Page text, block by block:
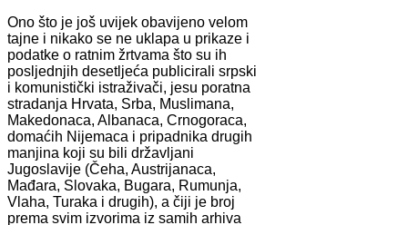
Ono što je još uvijek obavijeno velom
tajne i nikako se ne uklapa u prikaze i
podatke o ratnim žrtvama što su ih
posljednjih desetljeća publicirali srpski
i komunistički istraživači, jesu poratna
stradanja Hrvata, Srba, Muslimana,
Makedonaca, Albanaca, Crnogoraca,
domaćih Nijemaca i pripadnika drugih
manjina koji su bili državljani
Jugoslavije (Čeha, Austrijanaca,
Mađara, Slovaka, Bugara, Rumunja,
Vlaha, Turaka i drugih), a čiji je broj
prema svim izvorima iz samih arhiva